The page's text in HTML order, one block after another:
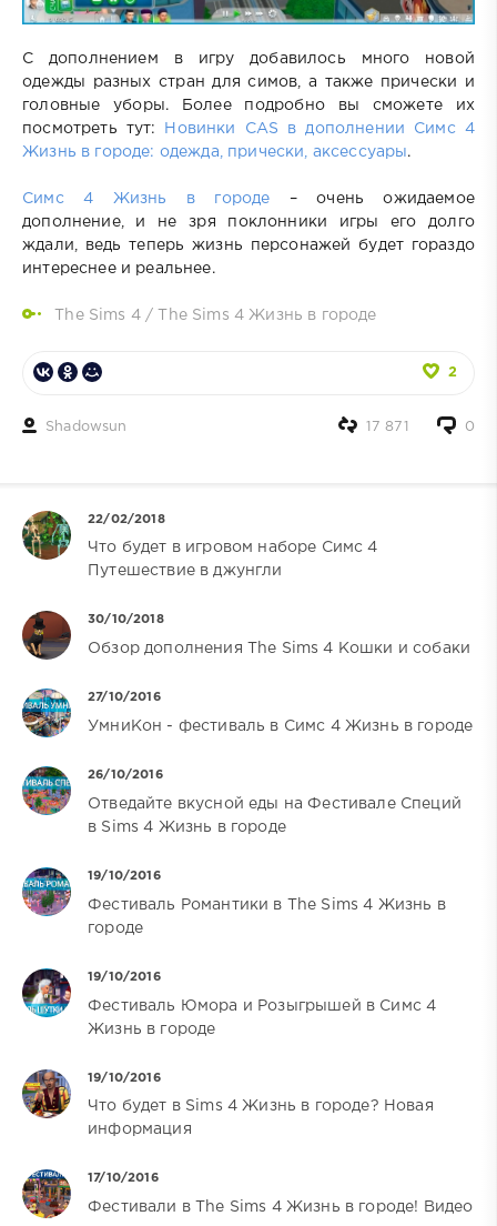
С дополнением в игру добавилось много новой
одежды разных стран для симов, а также прически и
головные уборы. Более подробно вы сможете их
посмотреть тут:
Новинки CAS в дополнении Симс 4
Жизнь в городе: одежда, прически, аксессуары.
Симс 4 Жизнь в городе – очень ожидаемое
дополнение, и не зря поклонники игры его долго
ждали, ведь теперь жизнь персонажей будет гораздо
интереснее и реальнее.
The Sims 4/ The Sims 4 Жизнь в городе
2
Shadowsun 0
17 871
22/02/2018
Что будет в игровом наборе Симс 4
Путешествие в джунгли
30/10/2018
Обзор дополнения The Sims 4 Кошки и собаки
27/10/2016
УмниКон - фестиваль в Симс 4 Жизнь в городе
26/10/2016
Отведайте вкусной еды на Фестивале Специй
в Sims 4 Жизнь в городе
19/10/2016
Фестиваль Романтики в The Sims 4 Жизнь в
городе
19/10/2016
Фестиваль Юмора и Розыгрышей в Симс 4
Жизнь в городе
19/10/2016
Что будет в Sims 4 Жизнь в городе? Новая
информация
17/10/2016
Фестивали в The Sims 4 Жизнь в городе! Видео